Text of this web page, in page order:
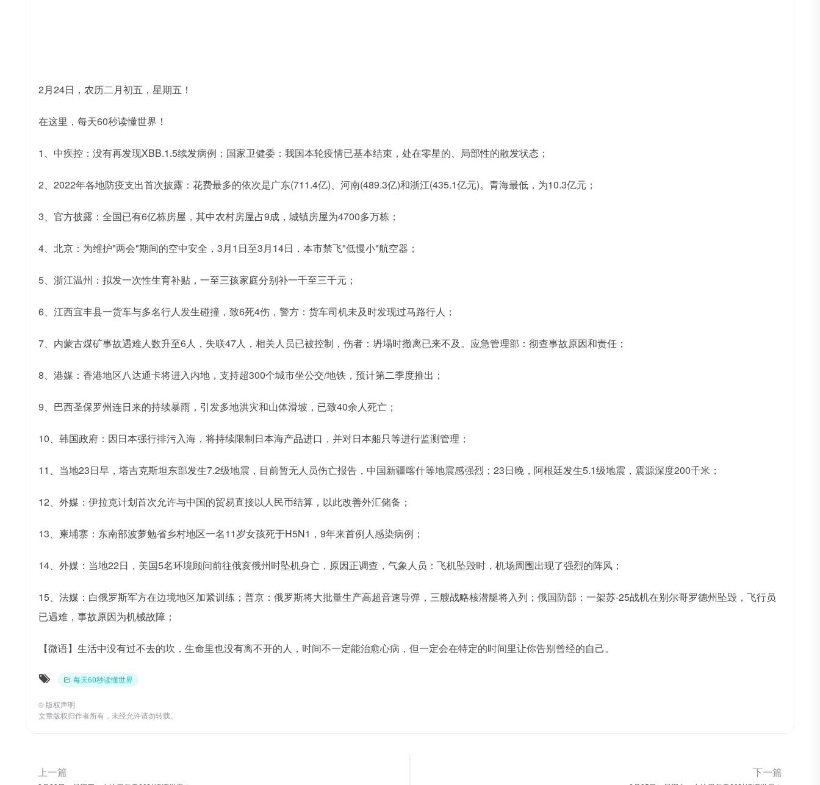
2月24日，农历二月初五，星期五！
在这里，每天60秒读懂世界！
1、中疾控：没有再发现XBB.1.5续发病例；国家卫健委：我国本轮疫情已基本结束，处在零星的、局部性的散发状态；
2、2022年各地防疫支出首次披露：花费最多的依次是广东(711.4亿)、河南(489.3亿)和浙江(435.1亿元)。青海最低，为10.3亿元；
3、官方披露：全国已有6亿栋房屋，其中农村房屋占9成，城镇房屋为4700多万栋；
4、北京：为维护"两会"期间的空中安全，3月1日至3月14日，本市禁飞"低慢小"航空器；
5、浙江温州：拟发一次性生育补贴，一至三孩家庭分别补一千至三千元；
6、江西宜丰县一货车与多名行人发生碰撞，致6死4伤，警方：货车司机未及时发现过马路行人；
7、内蒙古煤矿事故遇难人数升至6人，失联47人，相关人员已被控制，伤者：坍塌时撤离已来不及。应急管理部：彻查事故原因和责任；
8、港媒：香港地区八达通卡将进入内地，支持超300个城市坐公交/地铁，预计第二季度推出；
9、巴西圣保罗州连日来的持续暴雨，引发多地洪灾和山体滑坡，已致40余人死亡；
10、韩国政府：因日本强行排污入海，将持续限制日本海产品进口，并对日本船只等进行监测管理；
11、当地23日早，塔吉克斯坦东部发生7.2级地震，目前暂无人员伤亡报告，中国新疆喀什等地震感强烈；23日晚，阿根廷发生5.1级地震，震源深度200千米；
12、外媒：伊拉克计划首次允许与中国的贸易直接以人民币结算，以此改善外汇储备；
13、柬埔寨：东南部波萝勉省乡村地区一名11岁女孩死于H5N1，9年来首例人感染病例；
14、外媒：当地22日，美国5名环境顾问前往俄亥俄州时坠机身亡，原因正调查，气象人员：飞机坠毁时，机场周围出现了强烈的阵风；
15、法媒：白俄罗斯军方在边境地区加紧训练；普京：俄罗斯将大批量生产高超音速导弹，三艘战略核潜艇将入列；俄国防部：一架苏-25战机在别尔哥罗德州坠毁，飞行员
已遇难，事故原因为机械故障；
【微语】生活中没有过不去的坎，生命里也没有离不开的人，时间不一定能治愈心病，但一定会在特定的时间里让你告别曾经的自己。
每天60秒读懂世界
© 版权声明
文章版权归作者所有，未经允许请勿转载。
上一篇 下一篇